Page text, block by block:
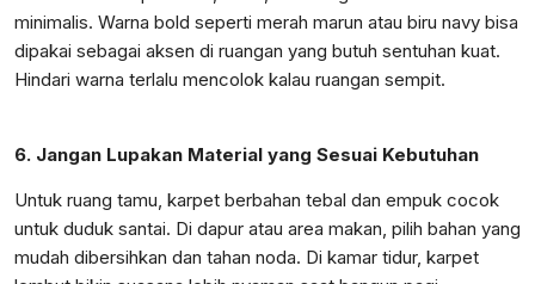
minimalis. Warna bold seperti merah marun atau biru navy bisa
dipakai sebagai aksen di ruangan yang butuh sentuhan kuat.
Hindari warna terlalu mencolok kalau ruangan sempit.
6. Jangan Lupakan Material yang Sesuai Kebutuhan
Untuk ruang tamu, karpet berbahan tebal dan empuk cocok
untuk duduk santai. Di dapur atau area makan, pilih bahan yang
mudah dibersihkan dan tahan noda. Di kamar tidur, karpet